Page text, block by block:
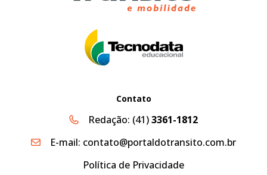
Contato
Redação: (41)3361-1812
E-mail: contato@portaldotransito.com.br
Política de Privacidade